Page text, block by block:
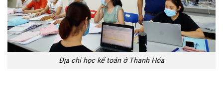
Địa chỉ học kế toán ở Thanh Hóa